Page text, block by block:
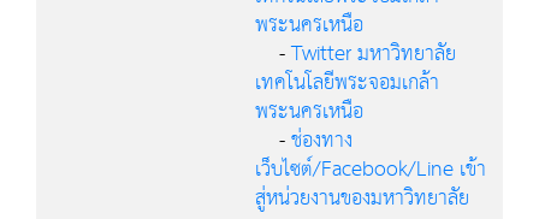
พระนครเหนือ
-Twitter มหาวิทยาลัย
เทคโนโลยีพระจอมเกล้า
พระนครเหนือ
-ช่องทาง
เว็บไซต์/Facebook/Line เข้า
สู่หน่วยงานของมหาวิทยาลัย